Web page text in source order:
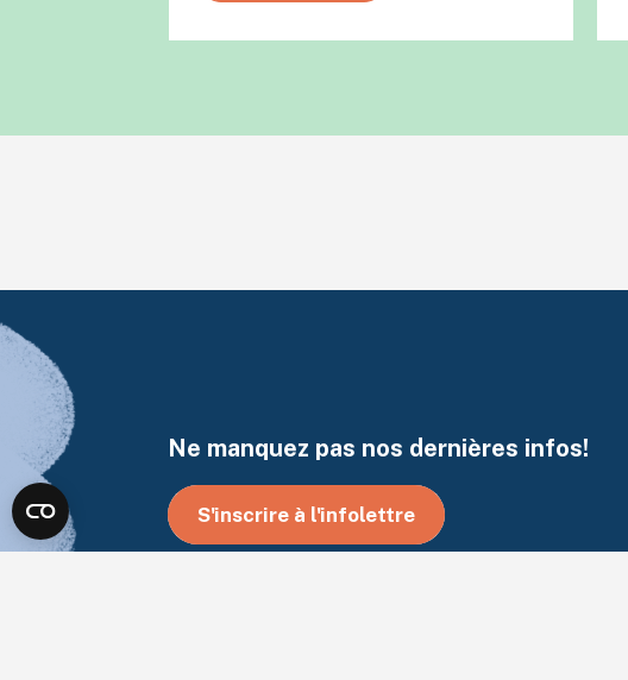
Ne manquez pas nos dernières infos!
S'inscrire à l'infolettre